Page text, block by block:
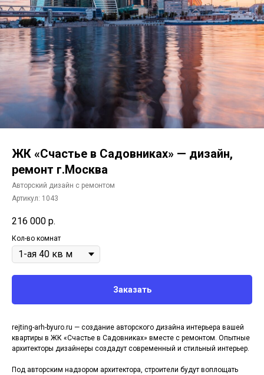
ЖК «Счастье в Садовниках» — дизайн,
ремонт г.Москва
Авторский дизайн с ремонтом
Артикул: 1043
216 000 р.
Кол-во комнат
Заказать
rejting-arh-byuro.ru — создание авторского дизайна интерьера вашей
квартиры в ЖК «Счастье в Садовниках» вместе с ремонтом. Опытные
архитекторы дизайнеры создадут современный и стильный интерьер.
Под авторским надзором архитектора, строители будут воплощать